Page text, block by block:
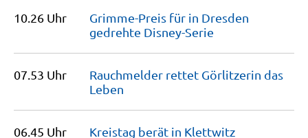
10.26 Uhr
Grimme-Preis für in Dresden
gedrehte Disney-Serie
07.53 Uhr
Rauchmelder rettet Görlitzerin das
Leben
06.45 Uhr Kreistag berät in Klettwitz